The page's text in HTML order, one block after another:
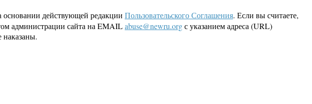
основании действующей редакции Пользовательского Соглашения. Если вы считаете,
администрации сайта на EMAILabuse@newru.orgс указанием адреса (URL)